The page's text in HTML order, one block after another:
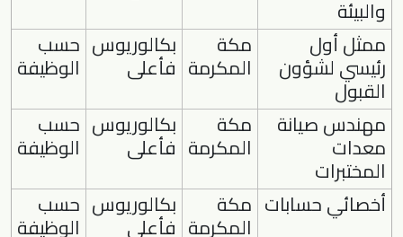
والبيئة
ممثل أول
رئيسي لشؤون
القبول
مكة
المكرمة
بكالوريوس
فأعلى
حسب
الوظيفة
مهندس صيانة
معدات
المختبرات
مكة
المكرمة
بكالوريوس
فأعلى
حسب
الوظيفة
أخصائي حسابات مكة
المكرمة
بكالوريوس
فأعلى
حسب
الوظيفة